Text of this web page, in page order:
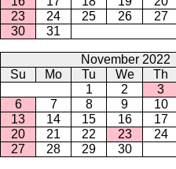
23
24 25 26 27
30
31
November 2022
Su
Mo Tu We Th
1
2 3
6
7 8 9 10
13
14 15 16 17
20
21 22 23 24
27
28 29 30